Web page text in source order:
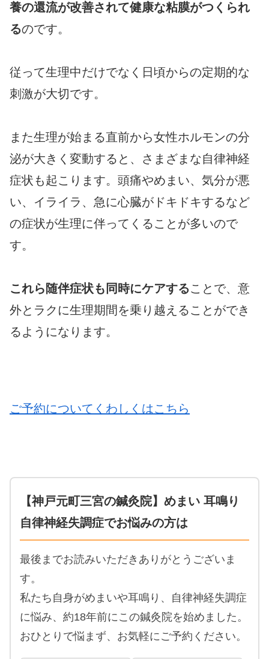
養の還流が改善されて健康な粘膜がつくられ
るのです。
従って生理中だけでなく日頃からの定期的な
刺激が大切です。
また生理が始まる直前から女性ホルモンの分
泌が大きく変動すると、さまざまな自律神経
症状も起こります。頭痛やめまい、気分が悪
い、イライラ、急に心臓がドキドキするなど
の症状が生理に伴ってくることが多いので
す。
これら随伴症状も同時にケアすることで、意
外とラクに生理期間を乗り越えることができ
るようになります。
ご予約についてくわしくはこちら
【神戸元町三宮の鍼灸院】めまい 耳鳴り
自律神経失調症でお悩みの方は
最後までお読みいただきありがとうございま
す。
私たち自身がめまいや耳鳴り、自律神経失調症
に悩み、約18年前にこの鍼灸院を始めました。
おひとりで悩まず、お気軽にご予約ください。